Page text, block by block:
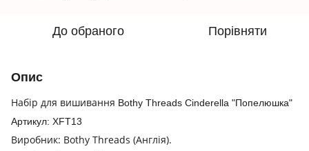
До обраного Порівняти
Опис
Набір для вишивання Bothy Threads Cinderella "Попелюшка"
Артикул: XFT13
Виробник: Bothy Threads (Англія).